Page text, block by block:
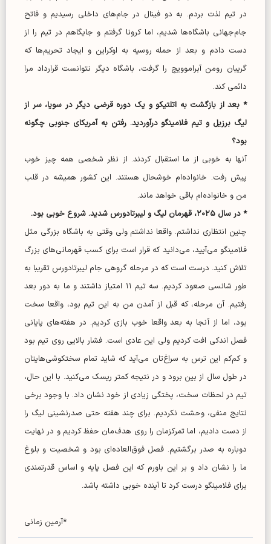
در تیم لذت بردم. به دو فینال در جام‌های داخلی رسیدیم و فاتح
جام‌جهانی باشگاه‌ها شدیم، اما کرونا گرفتم و جایگاهم در تیم را از
دست دادم و بعد از حمله روسیه به اوکراین و ایجاد تحریم‌ها که
گریبان رومن آبراموویچ را گرفت، باشگاه دیگر نتوانست قرارداد مرا
دائمی کند.
* بعد از بازگشت به اتلتیکو و یک دوره قرضی دیگر در سویا، سر از
لیگ برزیل و تیم فلامینگو درآوردید. رفتن به آمریکای جنوبی چگونه
بود؟
آنها به خوبی از ما استقبال کردند. از نظر شخصی همه چیز خوب
پیش رفت. خانواده‌ام خوشحال هستند. این کشور همیشه در قلب
من و خانواده‌ام باقی خواهد ماند.
* در سال ۲۰۲۵، قهرمان لیگ و لیبرتادورس شدید. شروع خوبی بود.
چنین انتظاری نداشتم. واقعا نداشتم ولی وقتی به باشگاه بزرگی مثل
فلامینگو می‌آیید، می‌دانید که قرار است برای کسب قهرمانی‌های بزرگ
تلاش کنید. درست است که در مرحله گروهی جام لیبرتادورس تقریبا به
طور شانسی صعود کردیم. سه تیم ۱۱ امتیاز داشتند و ما به دور بعد
رفتیم. آن مرحله، که قبل از آمدن من به این تیم بود، واقعا سخت
بود، اما از آنجا به بعد واقعا خوب بازی کردیم. در هفته‌های پایانی
فصل اندکی افت کردیم ولی این عادی است. فشار بالایی روی تیم بود
و کم‌کم این ترس به سراغ‌تان می‌آید که شاید تمام سختکوشی‌هایتان
در طول سال از بین برود و در نتیجه کمتر ریسک می‌کنید. با این حال،
تیم در لحظات سخت، پختگی زیادی از خود نشان داد. با وجود برخی
نتایج منفی، وحشت نکردیم. برای چند هفته حتی صدرنشینی لیگ را
از دست دادیم، اما تمرکزمان را روی هدف‌مان حفظ کردیم و در نهایت
دوباره به صدر برگشتیم. فصل فوق‌العاده‌ای بود و شخصیت و بلوغ
ما را نشان داد و بر این باورم که این فصل پایه و اساس قدرتمندی
برای فلامینگو درست کرد تا آینده خوبی داشته باشد.
*آرمین زمانی